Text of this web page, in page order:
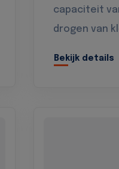
capaciteit
drogen van
Bekijk details